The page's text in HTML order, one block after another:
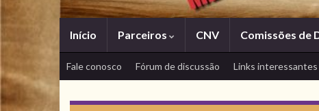
Início Parceiros CNV Comissões de
Fale conosco Fórum de discussão Links interessantes